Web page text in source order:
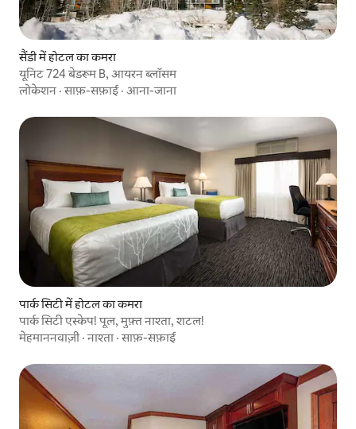
सैंडी में होटल का कमरा
यूनिट 724 बेडरूम B, आयरन ब्लॉसम
लोकेशन ·साफ़-सफ़ाई· आना-जाना
पार्क सिटी में होटल का कमरा
पार्क सिटी एस्केप! पूल, मुफ़्त नाश्ता, शटल!
मेहमाननवाज़ी ·नाश्ता ·साफ़-सफ़ाई